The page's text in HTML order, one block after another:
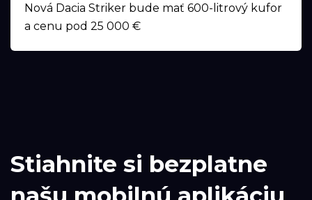
Nová Dacia Striker bude mať 600-litrový kufor
a cenu pod 25 000 €
Stiahnite si bezplatne